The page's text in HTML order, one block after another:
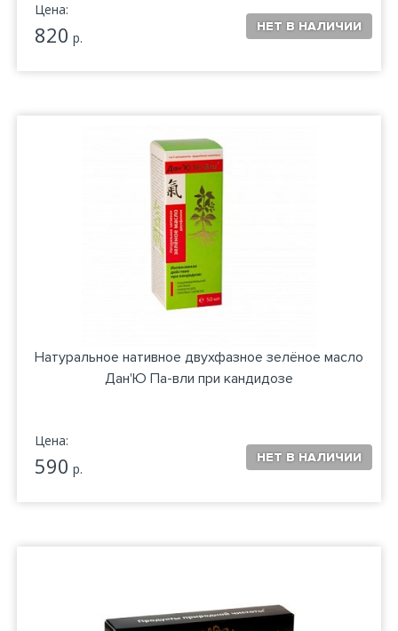
Цена:
820 р.
Натуральное нативное двухфазное зелёное масло
Дан'Ю Па-вли при кандидозе
Цена:
590 р.